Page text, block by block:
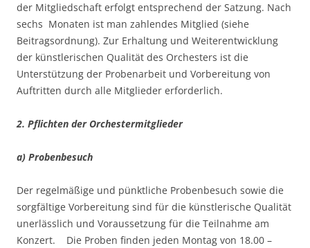
der Mitgliedschaft erfolgt entsprechend der Satzung. Nach
sechs Monaten ist man zahlendes Mitglied (siehe
Beitragsordnung). Zur Erhaltung und Weiterentwicklung
der künstlerischen Qualität des Orchesters ist die
Unterstützung der Probenarbeit und Vorbereitung von
Auftritten durch alle Mitglieder erforderlich.
2. Pflichten der Orchestermitglieder
a) Probenbesuch
Der regelmäßige und pünktliche Probenbesuch sowie die
sorgfältige Vorbereitung sind für die künstlerische Qualität
unerlässlich und Voraussetzung für die Teilnahme am
Konzert. Die Proben finden jeden Montag von 18.00 –